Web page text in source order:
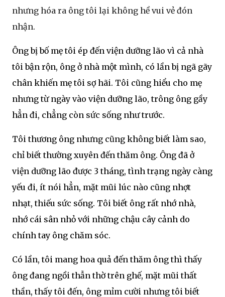
nhưng hóa ra ông tôi lại không hề vui vẻ đón
nhận.
Ông bị bố mẹ tôi ép đến viện dưỡng lão vì cả nhà
tôi bận rộn, ông ở nhà một mình, có lần bị ngã gãy
chân khiến mẹ tôi sợ hãi. Tôi cũng hiểu cho mẹ
nhưng từ ngày vào viện dưỡng lão, trông ông gầy
hẳn đi, chẳng còn sức sống như trước.
Tôi thương ông nhưng cũng không biết làm sao,
chỉ biết thường xuyên đến thăm ông. Ông đã ở
viện dưỡng lão được 3 tháng, tình trạng ngày càng
yếu đi, ít nói hẳn, mặt mũi lúc nào cũng nhợt
nhạt, thiếu sức sống. Tôi biết ông rất nhớ nhà,
nhớ cái sân nhỏ với những chậu cây cảnh do
chính tay ông chăm sóc.
Có lần, tôi mang hoa quả đến thăm ông thì thấy
ông đang ngồi thẫn thờ trên ghế, mặt mũi thất
thần, thấy tôi đến, ông mỉm cười nhưng tôi biết